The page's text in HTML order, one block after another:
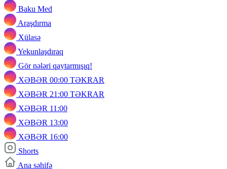
Baku Med
Araşdırma
Xülasə
Yekunlaşdıraq
Gör nələri qaytarmışıq!
XƏBƏR 00:00 TƏKRAR
XƏBƏR 21:00 TƏKRAR
XƏBƏR 11:00
XƏBƏR 13:00
XƏBƏR 16:00
Shorts
Ana səhifə